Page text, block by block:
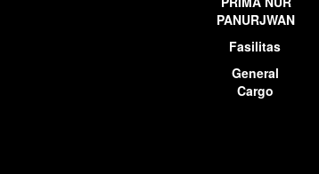
PANURJWAN
Fasilitas
General
Cargo